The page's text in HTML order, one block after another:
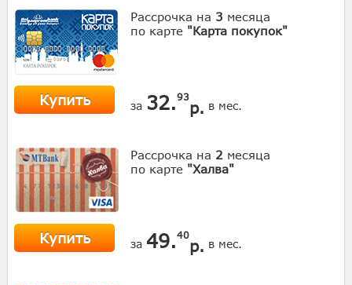
Рассрочка на 3 месяца
по карте "Карта покупок"
Купить за 32.93
р. в мес.
Рассрочка на 2 месяца
по карте "Халва"
Купить за 49.40
р. в мес.